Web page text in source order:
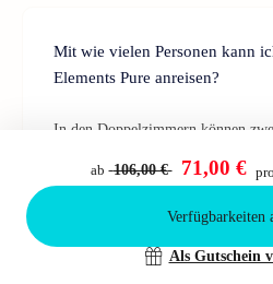
Mit wie vielen Personen kann
Elements Pure anreisen?
In den Doppelzimmern können
Familienzimmer sogar bis zu 4
ab 106,00 € 71,00 €
Verfügbarkeiten
Als Gutschein